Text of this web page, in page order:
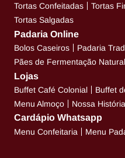
Tortas Confeitadas
Tortas
Tortas Salgadas
Padaria Online
Bolos Caseiros
Padaria
Pães de Fermentação Natural
Lojas
Buffet Café Colonial Buffet
Menu Almoço
Nossa História
Cardápio Whatsapp
Menu Confeitaria Menu